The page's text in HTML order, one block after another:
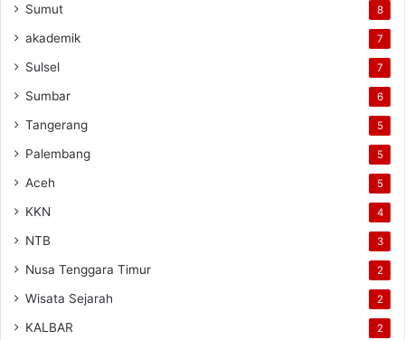
Sumut 8
akademik 7
Sulsel 7
Sumbar 6
Tangerang 5
Palembang 5
Aceh 5
KKN 4
NTB 3
Nusa Tenggara Timur 2
Wisata Sejarah 2
KALBAR 2